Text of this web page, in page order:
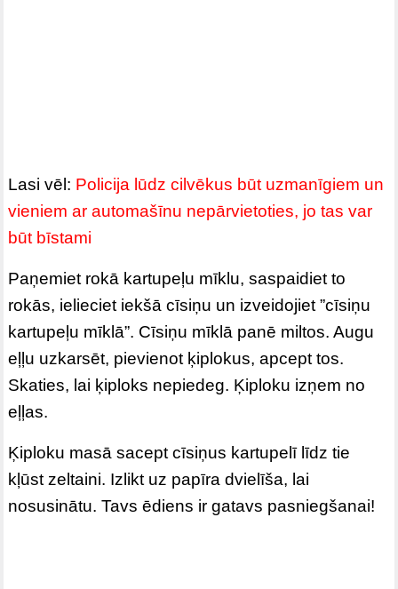
Lasi vēl: Policija lūdz cilvēkus būt uzmanīgiem un
vieniem ar automašīnu nepārvietoties, jo tas var
būt bīstami
Paņemiet rokā kartupeļu mīklu, saspaidiet to
rokās, ielieciet iekšā cīsiņu un izveidojiet ”cīsiņu
kartupeļu mīklā”. Cīsiņu mīklā panē miltos. Augu
eļļu uzkarsēt, pievienot ķiplokus, apcept tos.
Skaties, lai ķiploks nepiedeg. Ķiploku izņem no
eļļas.
Ķiploku masā sacept cīsiņus kartupelī līdz tie
kļūst zeltaini. Izlikt uz papīra dvielīša, lai
nosusinātu. Tavs ēdiens ir gatavs pasniegšanai!